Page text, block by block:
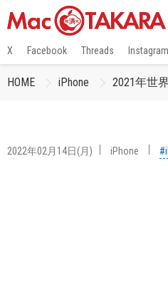
X Facebook Threads Instagram
HOME iPhone 2021年世
2022年02月14日(月) iPhone